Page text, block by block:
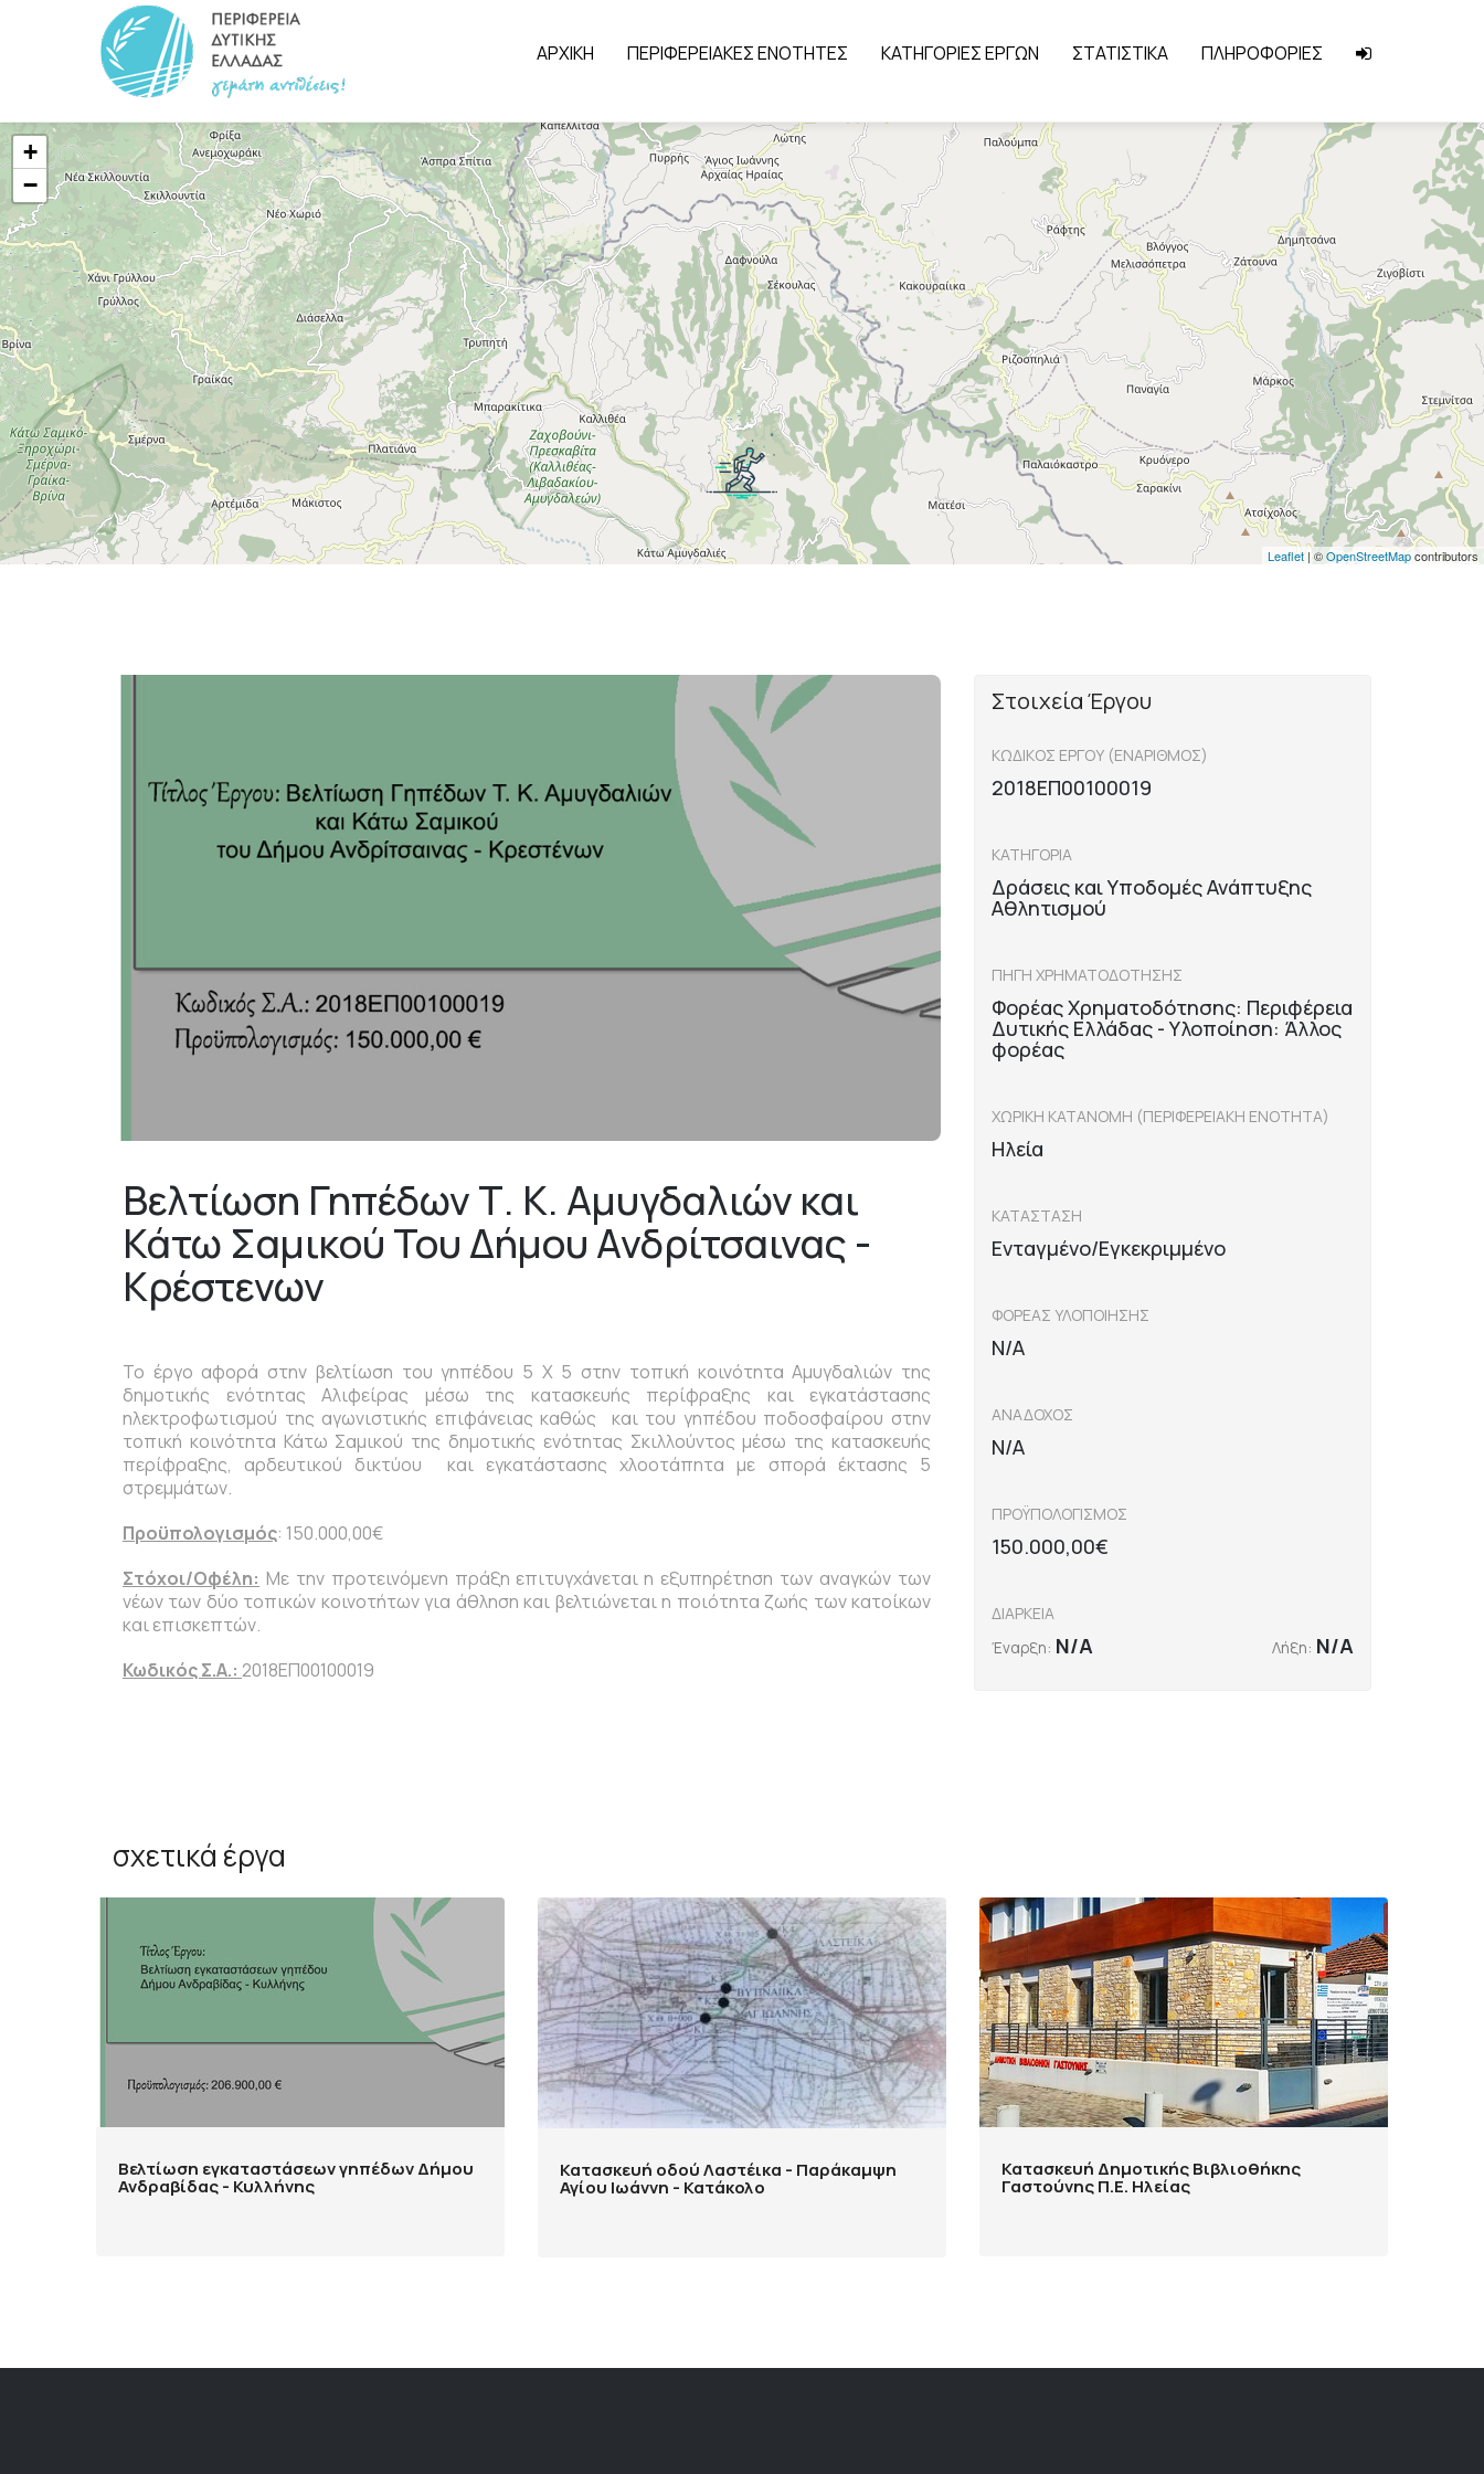
ΑΡΧΙΚΗ ΠΕΡΙΦΕΡΕΙΑΚΕΣ ΕΝΟΤΗΤΕΣ ΚΑΤΗΓΟΡΙΕΣ ΕΡΓΩΝ ΣΤΑΤΙΣΤΙΚΑ ΠΛΗΡΟΦΟΡΙΕΣ
+
−
Leaflet | ©OpenStreetMapcontributors
Στοιχεία Έργου
ΚΩΔΙΚΟΣ ΕΡΓΟΥ (ΕΝΑΡΙΘΜΟΣ)
2018ΕΠ00100019
ΚΑΤΗΓΟΡΙΑ
Δράσεις και Υποδομές Ανάπτυξης
Αθλητισμού
ΠΗΓΗ ΧΡΗΜΑΤΟΔΟΤΗΣΗΣ
Φορέας Χρηματοδότησης: Περιφέρεια
Δυτικής Ελλάδας - Υλοποίηση: Άλλος
φορέας
ΧΩΡΙΚΗ ΚΑΤΑΝΟΜΗ (ΠΕΡΙΦΕΡΕΙΑΚΗ ΕΝΟΤΗΤΑ)
Ηλεία
ΚΑΤΑΣΤΑΣΗ
Ενταγμένο/Εγκεκριμμένο
ΦΟΡΕΑΣ ΥΛΟΠΟΙΗΣΗΣ
N/A
ΑΝΑΔΟΧΟΣ
N/A
ΠΡΟΫΠΟΛΟΓΙΣΜΟΣ
150.000,00€
ΔΙΑΡΚΕΙΑ
Έναρξη: N/A Λήξη: N/A
Βελτίωση Γηπέδων Τ. Κ. Αμυγδαλιών και
Κάτω Σαμικού Του Δήμου Ανδρίτσαινας -
Κρέστενων
Το έργο αφορά στην βελτίωση του γηπέδου 5 Χ 5 στην τοπική κοινότητα Αμυγδαλιών της
δημοτικής ενότητας Αλιφείρας μέσω της κατασκευής περίφραξης και εγκατάστασης
ηλεκτροφωτισμού της αγωνιστικής επιφάνειας καθώς και του γηπέδου ποδοσφαίρου στην
τοπική κοινότητα Κάτω Σαμικού της δημοτικής ενότητας Σκιλλούντος μέσω της κατασκευής
περίφραξης, αρδευτικού δικτύου και εγκατάστασης χλοοτάπητα με σπορά έκτασης 5
στρεμμάτων.
Προϋπολογισμός: 150.000,00€
Στόχοι/Οφέλη: Με την προτεινόμενη πράξη επιτυγχάνεται η εξυπηρέτηση των αναγκών των
νέων των δύο τοπικών κοινοτήτων για άθληση και βελτιώνεται η ποιότητα ζωής των κατοίκων
και επισκεπτών.
Κωδικός Σ.Α.: 2018ΕΠ00100019
σχετικά έργα
Βελτίωση εγκαταστάσεων γηπέδων Δήμου
Ανδραβίδας - Κυλλήνης
Κατασκευή οδού Λαστέικα - Παράκαμψη
Αγίου Ιωάννη - Κατάκολο
Κατασκευή Δημοτικής Βιβλιοθήκης
Γαστούνης Π.Ε. Ηλείας